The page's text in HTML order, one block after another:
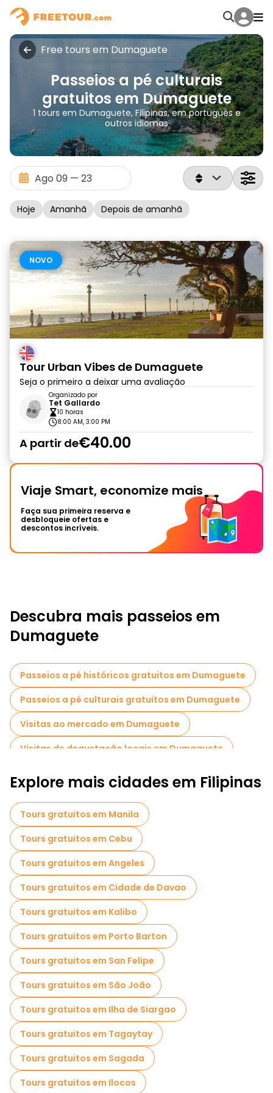
Free tours em Dumaguete
Passeios a pé culturais
gratuitos em Dumaguete
1 tours em Dumaguete, Filipinas, em português e
outros idiomas
Hoje Amanhã Depois de amanhã
NOVO
Tour Urban Vibes de Dumaguete
Seja o primeiro a deixar uma avaliação
Organizado por
Tet Gallardo
10 horas
8:00 AM, 3:00 PM
A partir de€40.00
Viaje Smart, economize mais
Faça sua primeira reserva e
desbloqueie ofertas e
descontos incríveis.
Descubra mais passeios em
Dumaguete
Passeios a pé históricos gratuitos em Dumaguete
Passeios a pé culturais gratuitos em Dumaguete
Visitas ao mercado em Dumaguete
Visitas de degustação locais em Dumaguete
Passeios gratuitos de um dia em Dumaguete
Explore mais cidades em Filipinas
Tours gratuitos em Manila
Tours gratuitos em Cebu
Tours gratuitos em Angeles
Tours gratuitos em Cidade de Davao
Tours gratuitos em Kalibo
Tours gratuitos em Porto Barton
Tours gratuitos em San Felipe
Tours gratuitos em São João
Tours gratuitos em Ilha de Siargao
Tours gratuitos em Tagaytay
Tours gratuitos em Sagada
Tours gratuitos em Ilocos